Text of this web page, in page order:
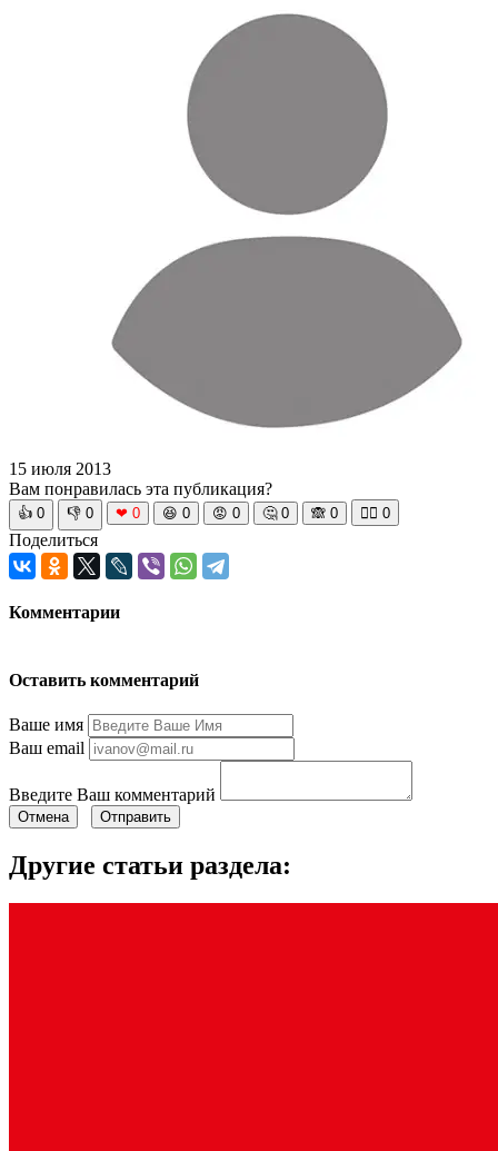
15 июля 2013
Вам понравилась эта публикация?
👍 0 👎 0 ❤ 0 😆 0 😡 0 🤔 0 🙈 0 🧘‍♀️ 0
Поделиться
Комментарии
Оставить комментарий
Ваше имя
Ваш email
Введите Ваш комментарий
Отмена Отправить
Другие статьи раздела: